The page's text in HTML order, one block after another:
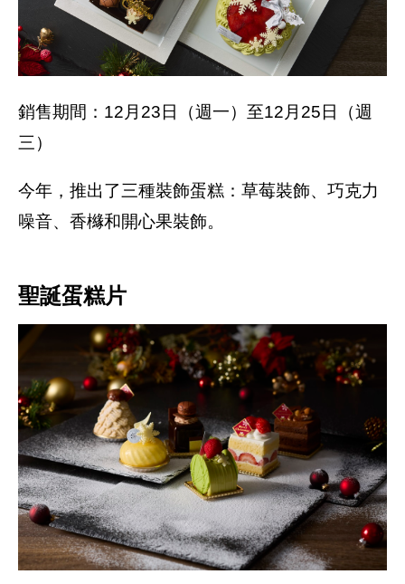
銷售期間：12月23日（週一）至12月25日（週
三）
今年，推出了三種裝飾蛋糕：草莓裝飾、巧克力
噪音、香櫞和開心果裝飾。
聖誕蛋糕片